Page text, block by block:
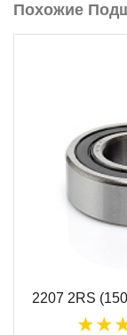
Похожие
2207 2RS